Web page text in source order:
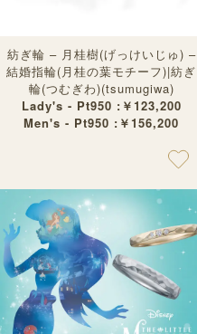
紡ぎ輪 – 月桂樹(げっけいじゅ) –
結婚指輪(月桂の葉モチーフ)|紡ぎ
輪(つむぎわ)(tsumugiwa)
Lady's - Pt950 :￥123,200
Men's - Pt950 :￥156,200